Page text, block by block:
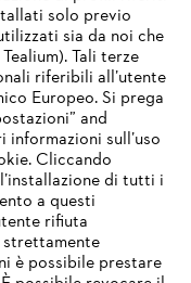
solo previo
sia da noi che
Tali terze
riferibili all’utente
Europeo. Si prega
and
sull’uso
Cliccando
di tutti i
a questi
rifiuta
strettamente
è possibile prestare